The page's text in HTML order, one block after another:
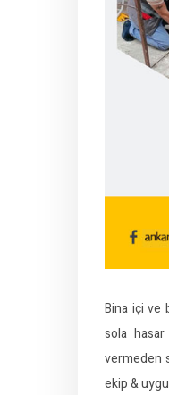
Bina içi ve
sola
vermeden
ekip &